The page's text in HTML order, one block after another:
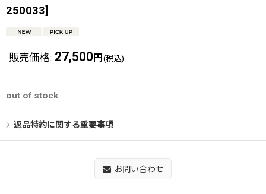
250033]
販売価格: 27,500 円 (税込)
out of stock
返品特約に関する重要事項
お問い合わせ